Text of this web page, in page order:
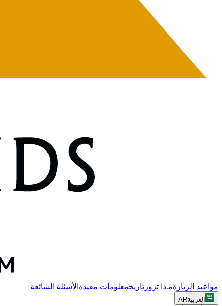
مواعيد الزيارةماذا تزور تاريخمعلومات مفيدة الأسئلة الشائعة
العربيةAR